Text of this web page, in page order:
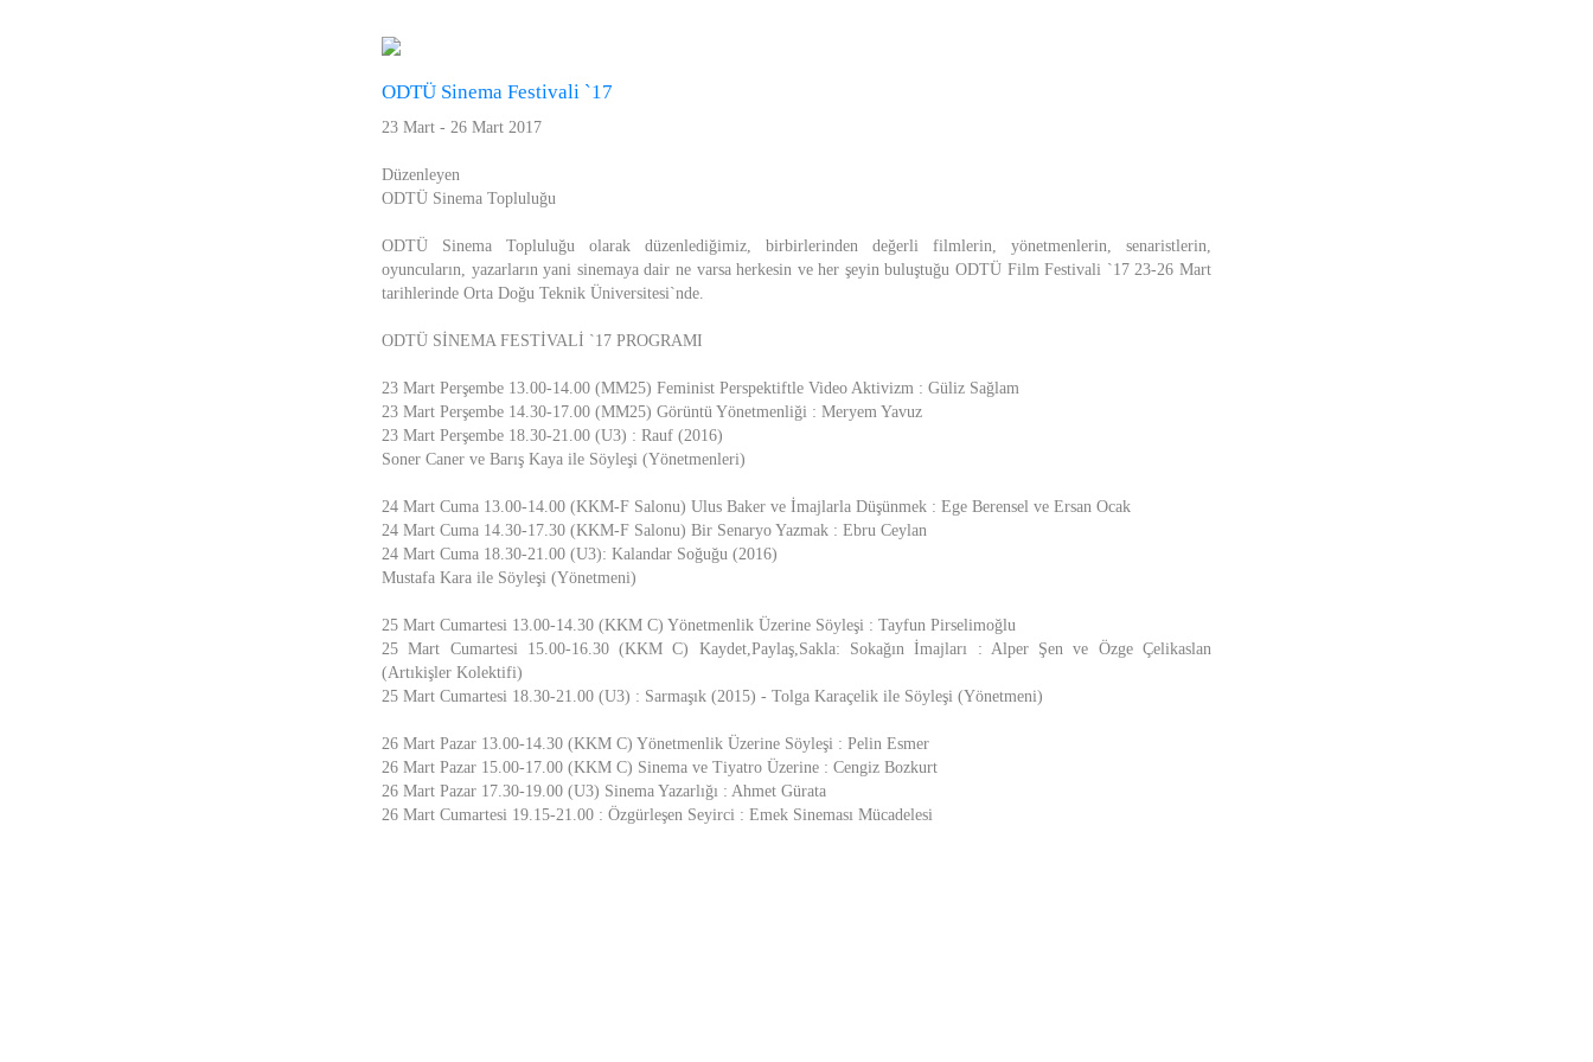
ODTÜ Sinema Festivali `17
23 Mart - 26 Mart 2017
Düzenleyen
ODTÜ Sinema Topluluğu
ODTÜ Sinema Topluluğu olarak düzenlediğimiz, birbirlerinden değerli filmlerin, yönetmenlerin, senaristlerin,
oyuncuların, yazarların yani sinemaya dair ne varsa herkesin ve her şeyin buluştuğu ODTÜ Film Festivali `17 23-26 Mart
tarihlerinde Orta Doğu Teknik Üniversitesi`nde.
ODTÜ SİNEMA FESTİVALİ `17 PROGRAMI
23 Mart Perşembe 13.00-14.00 (MM25) Feminist Perspektiftle Video Aktivizm : Güliz Sağlam
23 Mart Perşembe 14.30-17.00 (MM25) Görüntü Yönetmenliği : Meryem Yavuz
23 Mart Perşembe 18.30-21.00 (U3) : Rauf (2016)
Soner Caner ve Barış Kaya ile Söyleşi (Yönetmenleri)
24 Mart Cuma 13.00-14.00 (KKM-F Salonu) Ulus Baker ve İmajlarla Düşünmek : Ege Berensel ve Ersan Ocak
24 Mart Cuma 14.30-17.30 (KKM-F Salonu) Bir Senaryo Yazmak : Ebru Ceylan
24 Mart Cuma 18.30-21.00 (U3): Kalandar Soğuğu (2016)
Mustafa Kara ile Söyleşi (Yönetmeni)
25 Mart Cumartesi 13.00-14.30 (KKM C) Yönetmenlik Üzerine Söyleşi : Tayfun Pirselimoğlu
25 Mart Cumartesi 15.00-16.30 (KKM C) Kaydet,Paylaş,Sakla: Sokağın İmajları : Alper Şen ve Özge Çelikaslan
(Artıkişler Kolektifi)
25 Mart Cumartesi 18.30-21.00 (U3) : Sarmaşık (2015) - Tolga Karaçelik ile Söyleşi (Yönetmeni)
26 Mart Pazar 13.00-14.30 (KKM C) Yönetmenlik Üzerine Söyleşi : Pelin Esmer
26 Mart Pazar 15.00-17.00 (KKM C) Sinema ve Tiyatro Üzerine : Cengiz Bozkurt
26 Mart Pazar 17.30-19.00 (U3) Sinema Yazarlığı : Ahmet Gürata
26 Mart Cumartesi 19.15-21.00 : Özgürleşen Seyirci : Emek Sineması Mücadelesi